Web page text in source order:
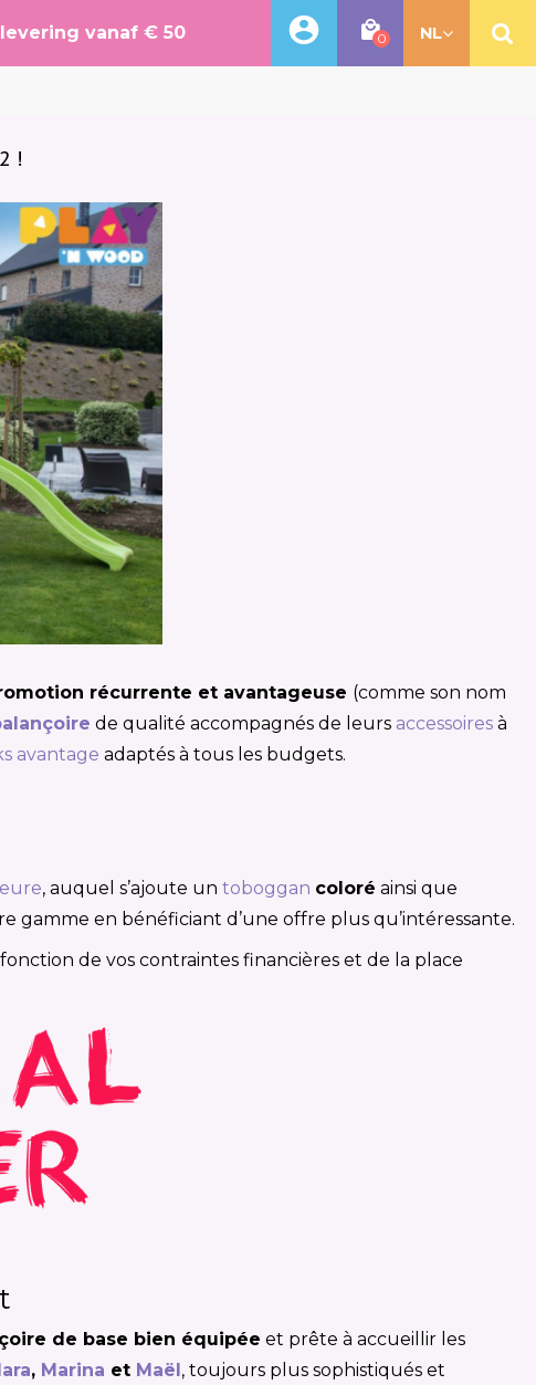
vanaf € 50 0 NL
!
récurrente et avantageuse (comme son nom
de qualité accompagnés de leurs accessoires à
avantage adaptés à tous les budgets.
, auquel s’ajoute un toboggan coloré ainsi que
gamme en bénéficiant d’une offre plus qu’intéressante.
de vos contraintes financières et de la place
de base bien équipée et prête à accueillir les
, Marina et Maël, toujours plus sophistiqués et